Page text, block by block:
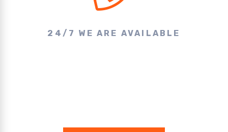
24/7 WE ARE AVAILABLE